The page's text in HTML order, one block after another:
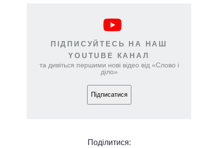
ПІДПИСУЙТЕСЬ НА НАШ
YOUTUBE КАНАЛ
та дивіться першими нові відео від «Слово і
діло»
Підписатися
Поділитися: